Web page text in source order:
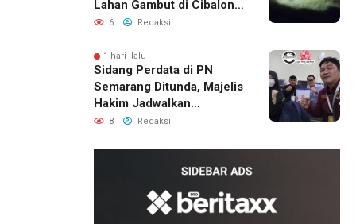
Lahan Gambut di Cibalong,
Permukiman Warga
6 Redaksi
1 hari lalu
Sidang Perdata di PN
Semarang Ditunda, Majelis
Hakim Jadwalkan
Pemanggilan Ulang BPR
8 Redaksi